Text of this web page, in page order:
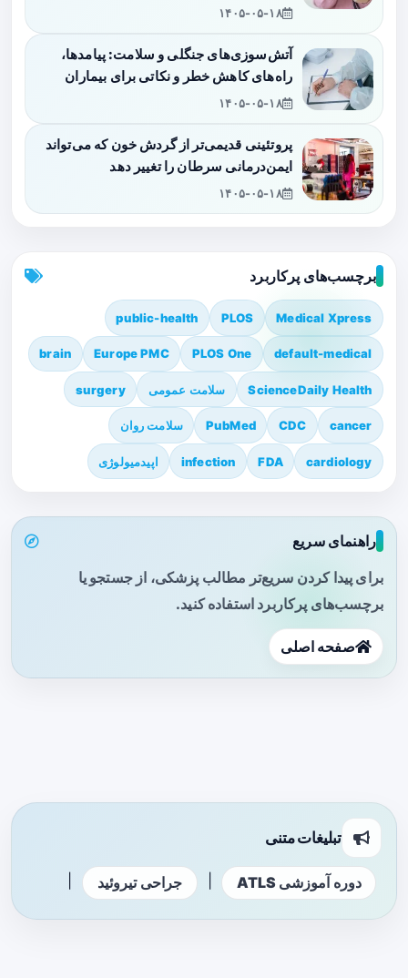
۱۴۰۵-۰۵-۱۸
آتش‌سوزی‌های جنگلی و سلامت: پیامدها،
راه‌های کاهش خطر و نکاتی برای بیماران
۱۴۰۵-۰۵-۱۸
پروتئینی قدیمی‌تر از گردش خون که می‌تواند
ایمن‌درمانی سرطان را تغییر دهد
۱۴۰۵-۰۵-۱۸
برچسب‌های پرکاربرد
Medical Xpress
PLOS
public-health
default-medical
PLOS One
Europe PMC
brain
ScienceDaily Health سلامت عمومی surgery
cancer
CDC
PubMed سلامت روان
cardiology
FDA
infection اپیدمیولوژی
راهنمای سریع
برای پیدا کردن سریع‌تر مطالب پزشکی، از جستجو یا
برچسب‌های پرکاربرد استفاده کنید.
صفحه اصلی
تبلیغات متنی
دوره آموزشی ATLS جراحی تیروئید